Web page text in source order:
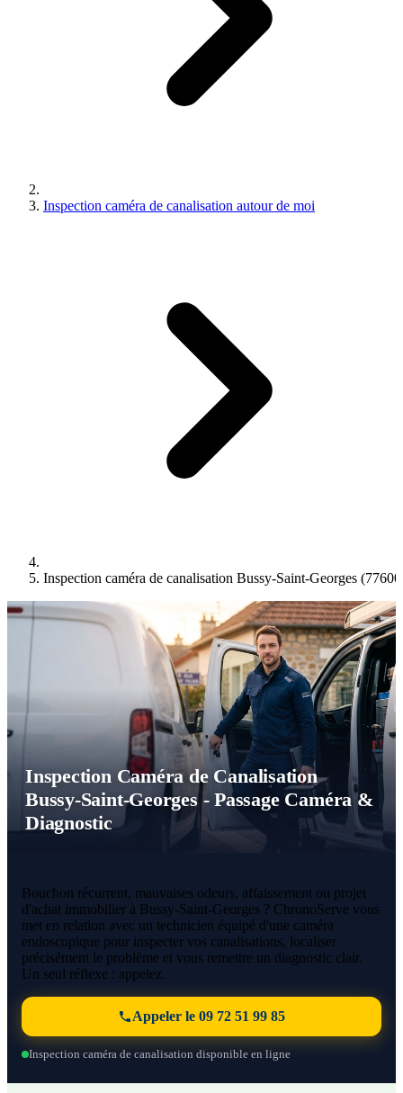
Inspection caméra de canalisation autour de moi
Inspection caméra de canalisation Bussy-Saint-Georges
Inspection Caméra de Canalisation
Bussy-Saint-Georges - Passage Caméra &
Diagnostic
Bouchon récurrent, mauvaises odeurs, affaissement ou projet
d'achat immobilier à Bussy-Saint-Georges ? ChronoServe vous
met en relation avec un technicien équipé d'une caméra
endoscopique pour inspecter vos canalisations, localiser
précisément le problème et vous remettre un diagnostic clair.
Un seul réflexe : appelez.
Appeler le 09 72 51 99 85
Inspection caméra de canalisation disponible en ligne